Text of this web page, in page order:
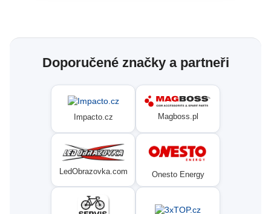
Doporučené značky a partneři
Impacto.cz Magboss.pl
LedObrazovka.com Onesto Energy